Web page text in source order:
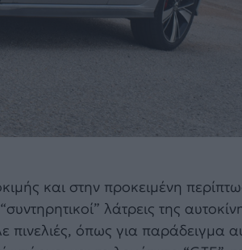
και στην προκειμένη
λάτρεις της
πινελιές, όπως για παράδειγμα